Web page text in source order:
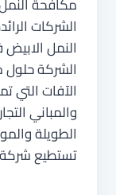
الشركات
النمل
الشركة
الآفات التي
والمباني
الطويلة
تستطيع